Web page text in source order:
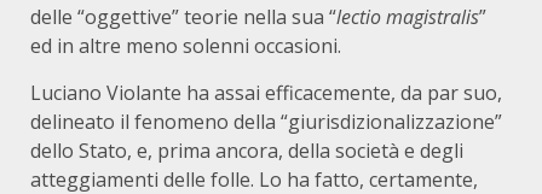
delle “oggettive” teorie nella sua “lectio magistralis”
ed in altre meno solenni occasioni.
Luciano Violante ha assai efficacemente, da par suo,
delineato il fenomeno della “giurisdizionalizzazione”
dello Stato, e, prima ancora, della società e degli
atteggiamenti delle folle. Lo ha fatto, certamente,